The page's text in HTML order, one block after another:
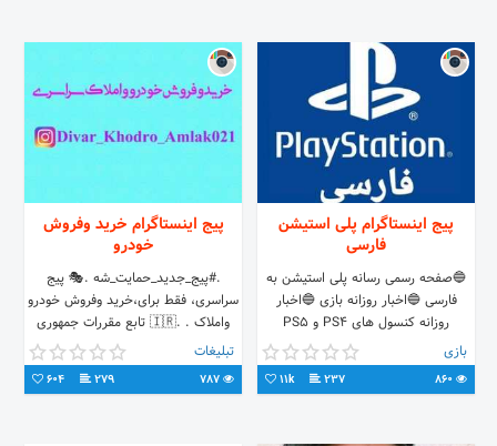
پیج اینستاگرام پلی استیشن
فارسی
🔵صفحه رسمی رسانه پلی استیشن به
فارسی 🔵اخبار روزانه بازی 🔵اخبار
روزانه کنسول های PS4 و PS5
بازی
237
11k
پیج اینستاگرام خرید وفروش
خودرو
.#پیج_جدید_حمایت_شه .🎭 پیج
سراسری، فقط برای،خرید وفروش خودرو
واملاک . .🇮🇷 تابع مقررات جمهوری
اسلامی،برای گذاشتن پست های رایگان
پی وی مراجعه کنید
تبلیغات
279
604